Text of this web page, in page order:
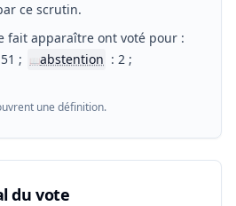
ce scrutin.
fait apparaître ont voté pour :
;
📖abstention : 2 ;
une définition.
du vote